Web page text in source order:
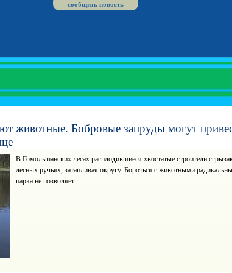
сообщить новость
животные. Бобровые запруды могут
В Гомольшанских лесах расплодившиеся хвостатые строители
лесных ручьях, затапливая округу. Бороться с животными
парка не позволяет